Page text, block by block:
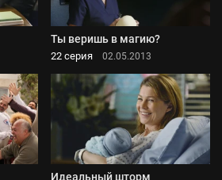
Ты веришь в магию?
22 серия 02.05.2013
Идеальный шторм